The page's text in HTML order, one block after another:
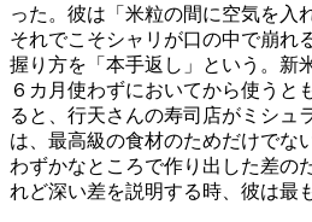
った。彼は「米粒の間に空気を入
それでこそシャリが口の中で崩れ
握り方を「本手返し」という。新
６カ月使わずにおいてから使うと
ると、行天さんの寿司店がミシュ
は、最高級の食材のためだけでな
わずかなところで作り出した差の
れど深い差を説明する時、彼は最